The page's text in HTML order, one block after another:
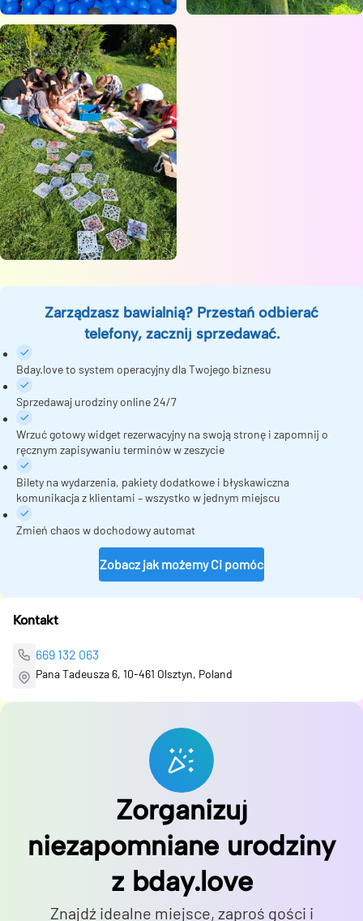
Zarządzasz bawialnią? Przestań odbierać
telefony, zacznij sprzedawać.
Bday.love to system operacyjny dla Twojego biznesu
Sprzedawaj urodziny online 24/7
Wrzuć gotowy widget rezerwacyjny na swoją stronę i zapomnij o
ręcznym zapisywaniu terminów w zeszycie
Bilety na wydarzenia, pakiety dodatkowe i błyskawiczna
komunikacja z klientami – wszystko w jednym miejscu
Zmień chaos w dochodowy automat
Zobacz jak możemy Ci pomóc
Kontakt
669 132 063
Pana Tadeusza 6, 10-461 Olsztyn, Poland
Zorganizuj
niezapomniane urodziny
z bday.love
Znajdź idealne miejsce, zaproś gości i